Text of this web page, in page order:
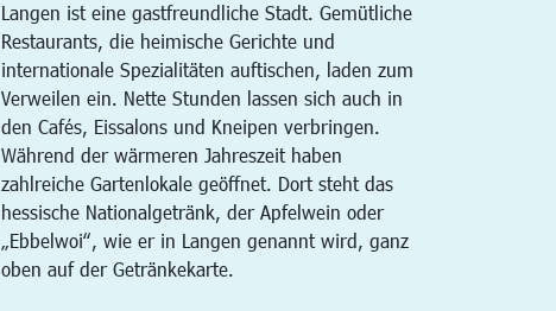
Langen ist eine gastfreundliche Stadt. Gemütliche
Restaurants, die heimische Gerichte und
internationale Spezialitäten auftischen, laden zum
Verweilen ein. Nette Stunden lassen sich auch in
den Cafés, Eissalons und Kneipen verbringen.
Während der wärmeren Jahreszeit haben
zahlreiche Gartenlokale geöffnet. Dort steht das
hessische Nationalgetränk, der Apfelwein oder
„Ebbelwoi“, wie er in Langen genannt wird, ganz
oben auf der Getränkekarte.